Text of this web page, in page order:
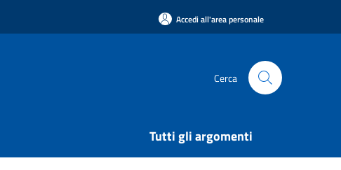
Accedi all'area personale
Cerca
Tutti gli argomenti